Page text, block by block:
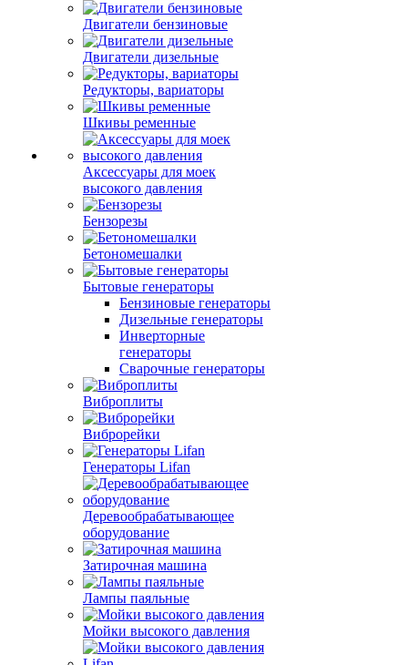
Двигатели бензиновые
Двигатели дизельные
Редукторы, вариаторы
Шкивы ременные
Аксессуары для моек
высокого давления
Бензорезы
Бетономешалки
Бытовые генераторы
Бензиновые генераторы
Дизельные генераторы
Инверторные
генераторы
Сварочные генераторы
Виброплиты
Виброрейки
Генераторы Lifan
Деревообрабатывающее
оборудование
Затирочная машина
Лампы паяльные
Мойки высокого давления